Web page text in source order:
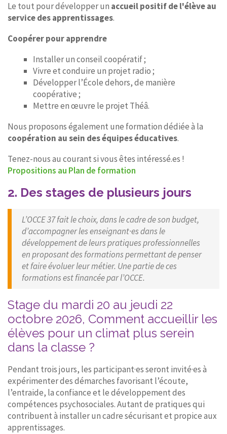
Le tout pour développer un accueil positif de l'élève au
service des apprentissages.
Coopérer pour apprendre
Installer un conseil coopératif ;
Vivre et conduire un projet radio ;
Développer l’École dehors, de manière
coopérative ;
Mettre en œuvre le projet Théâ.
Nous proposons également une formation dédiée à la
coopération au sein des équipes éducatives.
Tenez-nous au courant si vous êtes intéressé.es !
Propositions au Plan de formation
2. Des stages de plusieurs jours
L’OCCE 37 fait le choix, dans le cadre de son budget,
d’accompagner les enseignant·es dans le
développement de leurs pratiques professionnelles
en proposant des formations permettant de penser
et faire évoluer leur métier. Une partie de ces
formations est financée par l’OCCE.
Stage du mardi 20 au jeudi 22
octobre 2026, Comment accueillir les
élèves pour un climat plus serein
dans la classe ?
Pendant trois jours, les participant·es seront invité·es à
expérimenter des démarches favorisant l’écoute,
l’entraide, la confiance et le développement des
compétences psychosociales. Autant de pratiques qui
contribuent à installer un cadre sécurisant et propice aux
apprentissages.